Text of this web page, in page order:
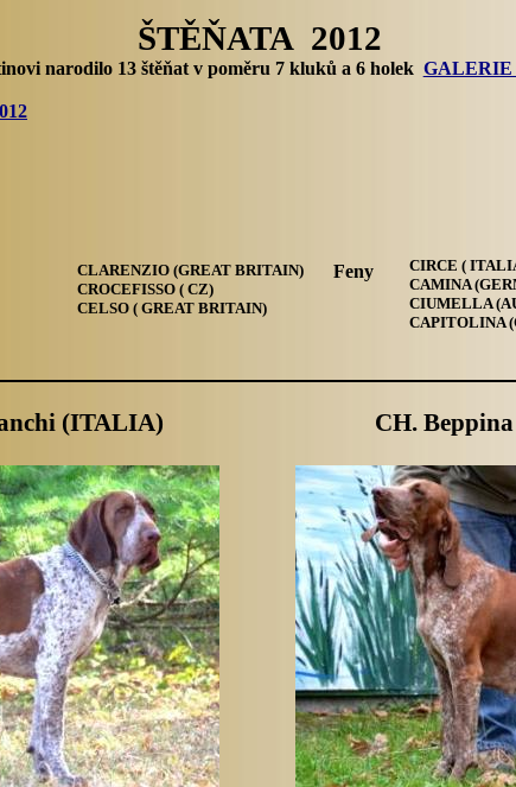
ŠTĚŇATA 2012
narodilo 13 štěňat v poměru 7 kluků a 6 holek
(ITALIA) CH.
CIRCE (
CAMINA
CIUMELLA
CAPITOLINA
Feny
CLARENZIO (GREAT BRITAIN)
CROCEFISSO ( CZ)
CELSO ( GREAT BRITAIN)